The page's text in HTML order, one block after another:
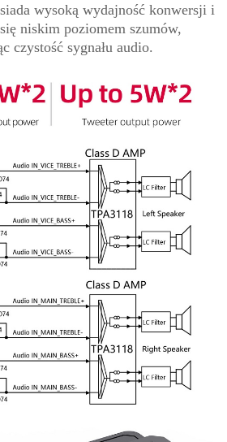
wysoką wydajność konwersji i
niskim poziomem szumów,
czystość sygnału audio.